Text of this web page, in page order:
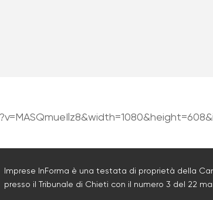
Imprese InForma è una testata di proprietà della
presso il Tribunale di Chieti con il numero 3 del 22